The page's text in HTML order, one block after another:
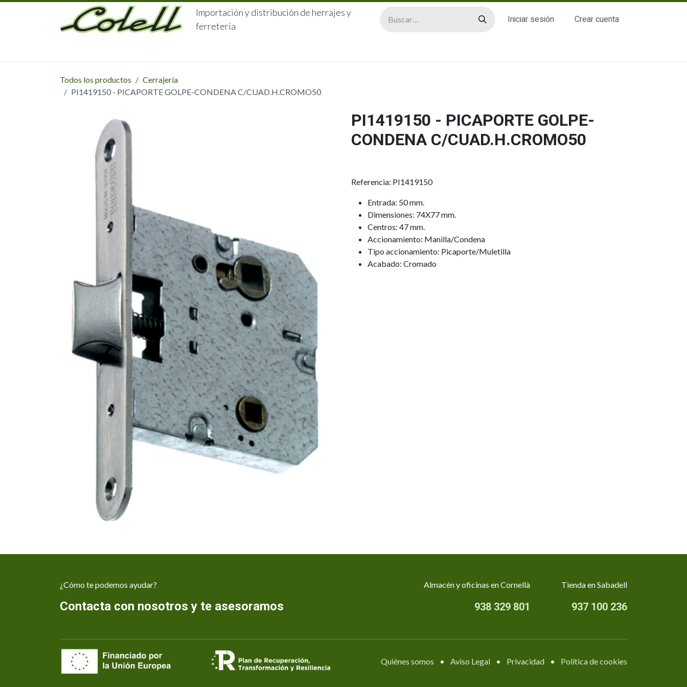
Ir al contenido
Importación y distribución de herrajes y
ferretería
Iniciar sesión Crear cuenta
Todos los productos
Cerrajería
PI1419150 - PICAPORTE GOLPE-CONDENA C/CUAD.H.CROMO50
PI1419150 - PICAPORTE GOLPE-
CONDENA C/CUAD.H.CROMO50
Referencia: PI1419150
Entrada: 50 mm.
Dimensiones: 74X77 mm.
Centros: 47 mm.
Accionamiento: Manilla/Condena
Tipo accionamiento: Picaporte/Muletilla
Acabado: Cromado
¿Cómo te podemos ayudar?
Contacta con nosotros y te asesoramos
Almacén y oficinas en Cornellà
938 329 801
Tienda en Sabadell
937 100 236
Quiénes somos • Aviso Legal • Privacidad • Política de cookies